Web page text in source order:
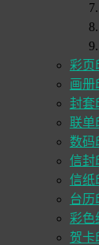
彩页
画册
封套
联单
数码
信封
信纸
台历
彩色
贺卡